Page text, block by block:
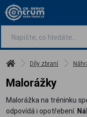
Díly zbraní
Malorážky
Malorážka na tréninku
odpovídá i opotřebení.